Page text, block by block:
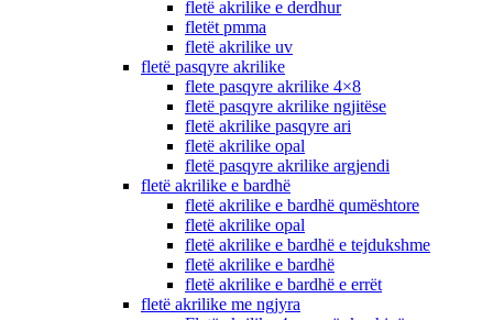
fletë akrilike e derdhur
fletët pmma
fletë akrilike uv
fletë pasqyre akrilike
flete pasqyre akrilike 4×8
fletë pasqyre akrilike ngjitëse
fletë akrilike pasqyre ari
fletë akrilike opal
fletë pasqyre akrilike argjendi
fletë akrilike e bardhë
fletë akrilike e bardhë qumështore
fletë akrilike opal
fletë akrilike e bardhë e tejdukshme
fletë akrilike e bardhë
fletë akrilike e bardhë e errët
fletë akrilike me ngjyra